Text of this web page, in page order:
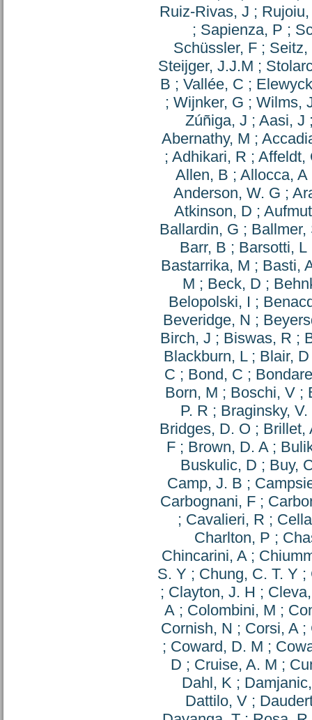
Ruiz-Rivas, J ;
; Sapienza, P ;
Schüssler, F; Seitz,
Steijger, J.J.M ;
B ; Vallée, C ;
; Wijnker, G ; Wilms,
Zúñiga, J ; Aasi, J
Abernathy, M ;
; Adhikari, R ; Affeldt,
Allen, B ; Allocca, A
Anderson, W. G ;
Atkinson, D ;
Ballardin, G ; Ballmer,
Barr, B ; Barsotti, L
Bastarrika, M ; Basti,
M ; Beck, D ;
Belopolski, I ;
Beveridge, N ;
Birch, J ; Biswas, R ;
Blackburn, L; Blair, D
C ; Bond, C ;
Born, M ; Boschi, V;
P. R ; Braginsky, V.
Bridges, D. O ; Brillet,
F ; Brown, D. A;
Buskulic, D ; Buy,
Camp, J. B ;
Carbognani, F;
; Cavalieri, R ;
Charlton, P ;
Chincarini, A;
S. Y ; Chung, C. T. Y ;
; Clayton, J. H ;
A; Colombini, M ;
Cornish, N ; Corsi, A;
; Coward, D. M ;
D ; Cruise, A. M ;
Dahl, K;
Dattilo, V ;